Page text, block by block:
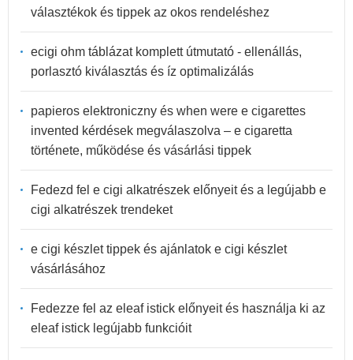
választékok és tippek az okos rendeléshez
ecigi ohm táblázat komplett útmutató - ellenállás,
porlasztó kiválasztás és íz optimalizálás
papieros elektroniczny és when were e cigarettes
invented kérdések megválaszolva – e cigaretta
története, működése és vásárlási tippek
Fedezd fel e cigi alkatrészek előnyeit és a legújabb e
cigi alkatrészek trendeket
e cigi készlet tippek és ajánlatok e cigi készlet
vásárlásához
Fedezze fel az eleaf istick előnyeit és használja ki az
eleaf istick legújabb funkcióit